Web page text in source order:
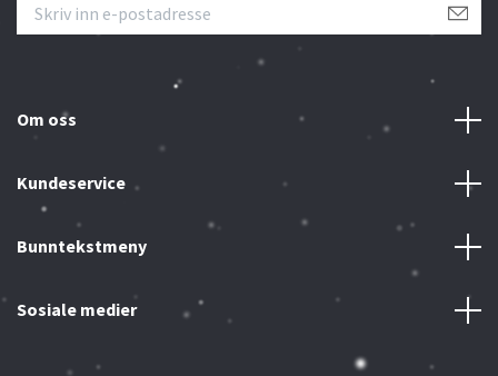
Om oss
Kundeservice
Bunntekstmeny
Sosiale medier